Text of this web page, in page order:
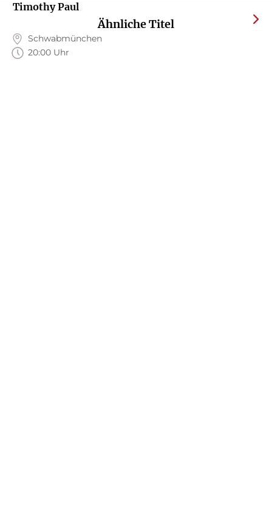
Timothy Paul
Schwabmünchen
20:00 Uhr
Ähnliche Titel